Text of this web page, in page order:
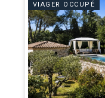
VIAGER OCCUPÉ